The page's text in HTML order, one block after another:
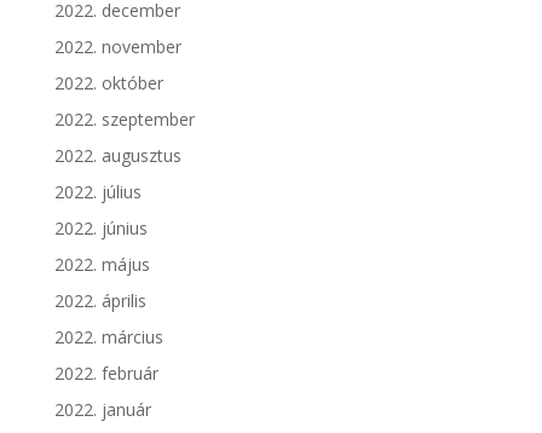
2022. december
2022. november
2022. október
2022. szeptember
2022. augusztus
2022. július
2022. június
2022. május
2022. április
2022. március
2022. február
2022. január